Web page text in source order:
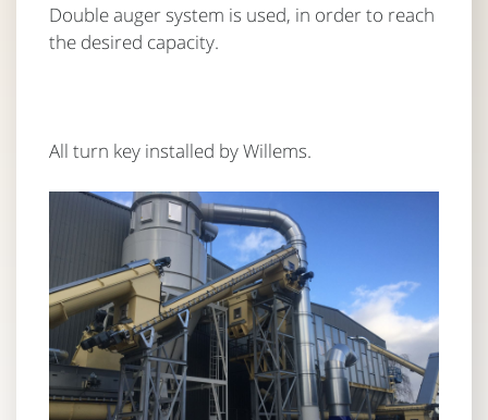
Double auger system is used, in order to reach
the desired capacity.
All turn key installed by Willems.